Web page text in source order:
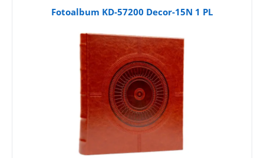
Fotoalbum KD-57200 Decor-15N 1 PL